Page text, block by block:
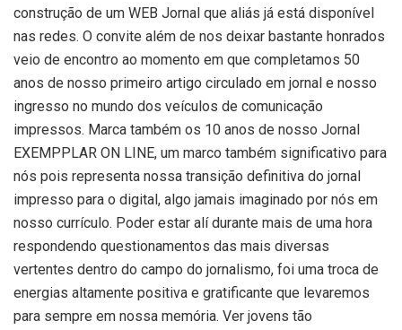
construção de um WEB Jornal que aliás já está disponível
nas redes. O convite além de nos deixar bastante honrados
veio de encontro ao momento em que completamos 50
anos de nosso primeiro artigo circulado em jornal e nosso
ingresso no mundo dos veículos de comunicação
impressos. Marca também os 10 anos de nosso Jornal
EXEMPPLAR ON LINE, um marco também significativo para
nós pois representa nossa transição definitiva do jornal
impresso para o digital, algo jamais imaginado por nós em
nosso currículo. Poder estar alí durante mais de uma hora
respondendo questionamentos das mais diversas
vertentes dentro do campo do jornalismo, foi uma troca de
energias altamente positiva e gratificante que levaremos
para sempre em nossa memória. Ver jovens tão